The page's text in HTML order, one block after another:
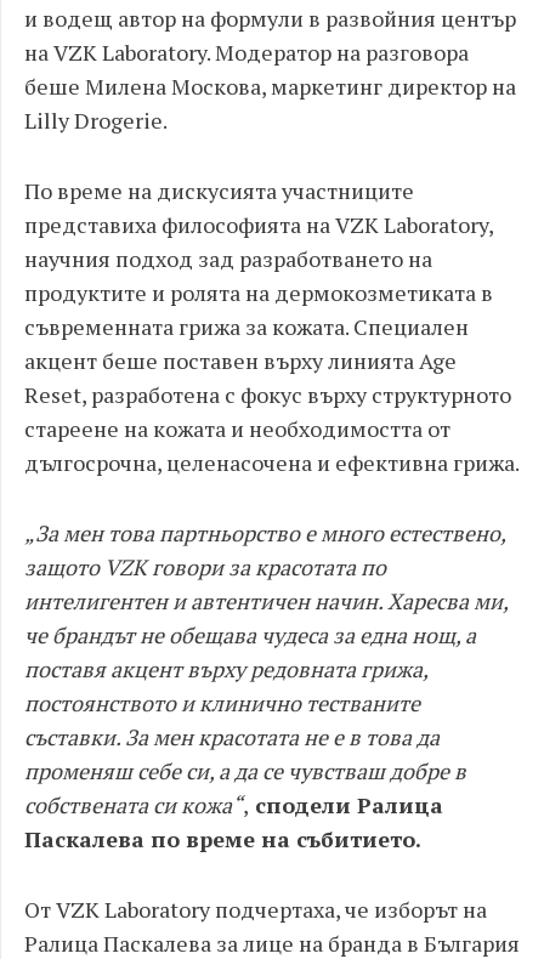
и водещ автор на формули в развойния център
на VZK Laboratory. Модератор на разговора
беше Милена Москова, маркетинг директор на
Lilly Drogerie.
По време на дискусията участниците
представиха философията на VZK Laboratory,
научния подход зад разработването на
продуктите и ролята на дермокозметиката в
съвременната грижа за кожата. Специален
акцент беше поставен върху линията Age
Reset, разработена с фокус върху структурното
стареене на кожата и необходимостта от
дългосрочна, целенасочена и ефективна грижа.
„За мен това партньорство е много естествено,
защото VZK говори за красотата по
интелигентен и автентичен начин. Харесва ми,
че брандът не обещава чудеса за една нощ, а
поставя акцент върху редовната грижа,
постоянството и клинично тестваните
съставки. За мен красотата не е в това да
променяш себе си, а да се чувстваш добре в
собствената си кожа“, сподели Ралица
Паскалева по време на събитието.
От VZK Laboratory подчертаха, че изборът на
Ралица Паскалева за лице на бранда в България